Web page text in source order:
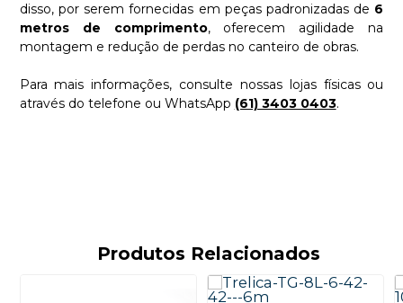
disso, por serem fornecidas em peças padronizadas de 6
metros de comprimento, oferecem agilidade na
montagem e redução de perdas no canteiro de obras.
Para mais informações, consulte nossas lojas físicas ou
através do telefone ou WhatsApp (61) 3403 0403.
Produtos Relacionados